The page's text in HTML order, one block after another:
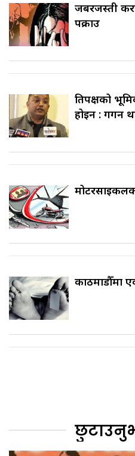
जबरजस्ती
पक्राउ
प्रतिपक्षको
होइन : गगन
काठमाडौँमा